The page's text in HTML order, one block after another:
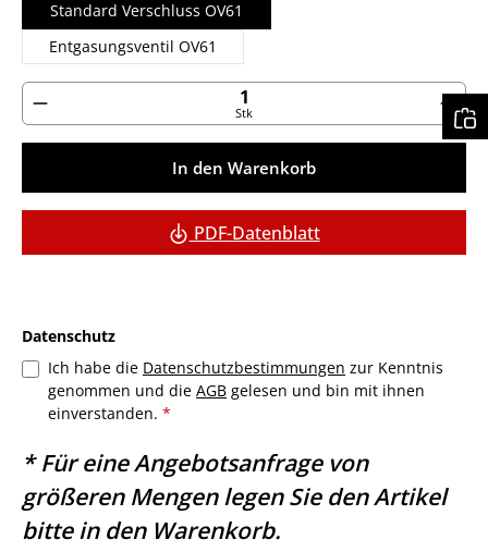
Standard Verschluss OV61
Entgasungsventil OV61
Produkt Anzahl: Gib den gewünschten Wert ein
Stk
In den Warenkorb
PDF-Datenblatt
Datenschutz
Ich habe die Datenschutzbestimmungen zur Kenntnis
genommen und die AGB gelesen und bin mit ihnen
einverstanden. *
* Für eine Angebotsanfrage von
größeren Mengen legen Sie den Artikel
bitte in den Warenkorb.